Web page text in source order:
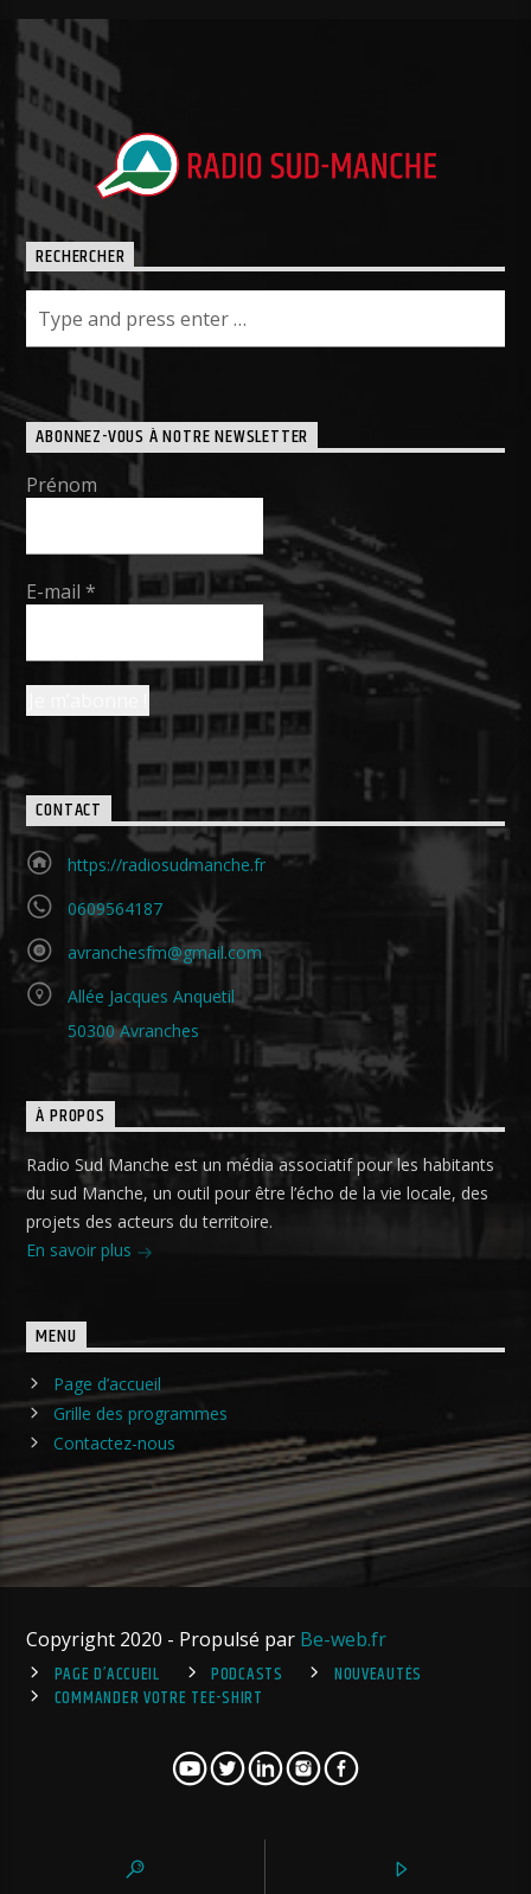
RECHERCHER
ABONNEZ-VOUS À NOTRE NEWSLETTER
Prénom
E-mail*
CONTACT
https://radiosudmanche.fr
0609564187
avranchesfm@gmail.com
Allée Jacques Anquetil
50300 Avranches
À PROPOS
Radio Sud Manche est un média associatif pour les habitants
du sud Manche, un outil pour être l’écho de la vie locale, des
projets des acteurs du territoire.
En savoir plus
MENU
Page d’accueil
Grille des programmes
Contactez-nous
Copyright 2020 - Propulsé par Be-web.fr
PAGE D’ACCUEIL
PODCASTS
NOUVEAUTÉS
COMMANDER VOTRE TEE-SHIRT